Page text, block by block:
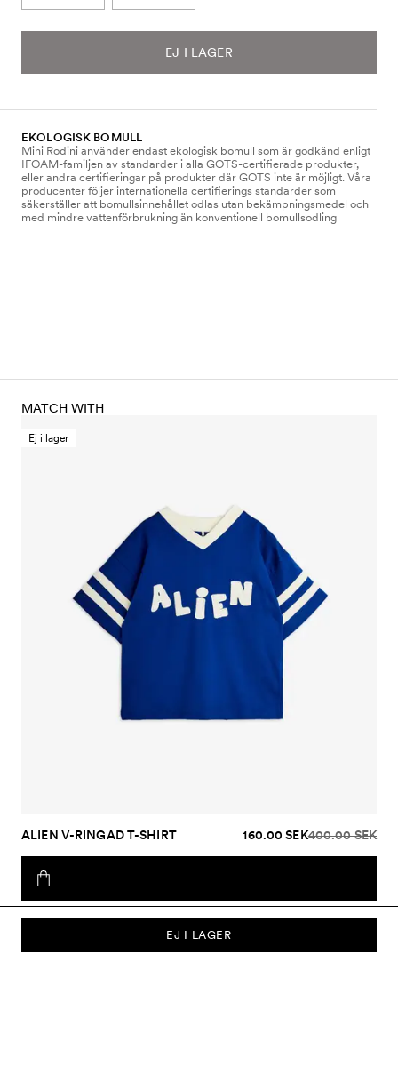
EJ I LAGER
EKOLOGISK BOMULL
Mini Rodini använder endast ekologisk bomull som är godkänd enligt
IFOAM-familjen av standarder i alla GOTS-certifierade produkter,
eller andra certifieringar på produkter där GOTS inte är möjligt. Våra
producenter följer internationella certifierings standarder som
säkerställer att bomullsinnehållet odlas utan bekämpningsmedel och
med mindre vattenförbrukning än konventionell bomullsodling
EJ I LAGER
MATCH WITH
Ej i lager
ALIEN V-RINGAD T-SHIRT 160.00 SEK400.00 SEK